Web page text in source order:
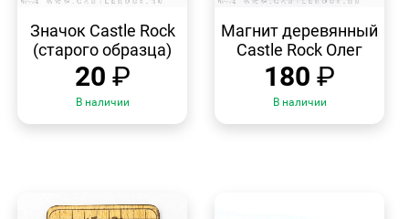
ПРОСМОТР
Значок Castle Rock
(старого образца)
20 ₽
В наличии
ПРОСМОТР
Магнит деревянный
Castle Rock Олег
180 ₽
В наличии